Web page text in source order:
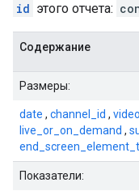
id этого отчета:
Содержание
Размеры:
date , channel_id ,
live_or_on_demand ,
Показатели: